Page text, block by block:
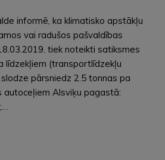
informē, ka klimatisko apstākļu
vai radušos pašvaldības
tiek noteikti satiksmes
līdzekļiem (transportlīdzekļu
pārsniedz 2.5 tonnas pa
autoceļiem Alsviķu pagastā: